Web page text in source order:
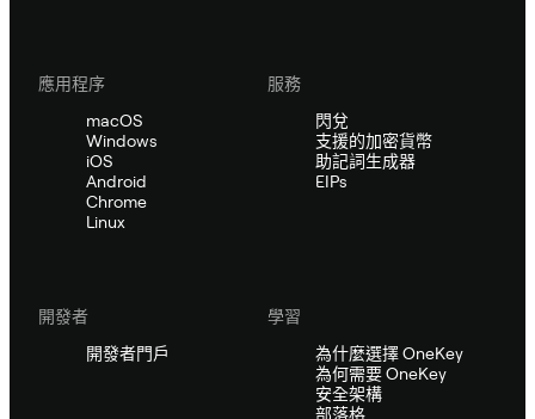
應用程序
macOS
Windows
iOS
Android
Chrome
Linux
服務
閃兌
支援的加密貨幣
助記詞生成器
EIPs
開發者
開發者門戶
學習
為什麼選擇 OneKey
為何需要 OneKey
安全架構
部落格